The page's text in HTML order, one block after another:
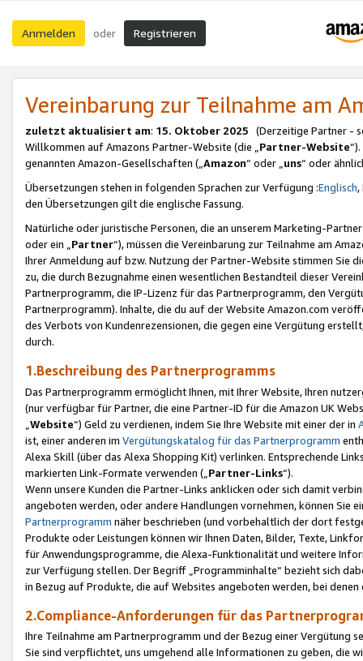
Anmelden oder Registrieren
Vereinbarung zur Teilnahme am
zuletzt aktualisiert am: 15. Oktober 2025 (Derzeitige Partner -
Willkommen auf Amazons Partner-Website (die „Partner-Website
genannten Amazon-Gesellschaften („Amazon“ oder „uns“ oder
Übersetzungen stehen in folgenden Sprachen zur Verfügung :Englisch,
den Übersetzungen gilt die englische Fassung.
Natürliche oder juristische Personen, die an unserem Marketing-
oder ein „Partner“), müssen die Vereinbarung zur Teilnahme am
Ihrer Anmeldung auf bzw. Nutzung der Partner-Website stimmen Sie
zu, die durch Bezugnahme einen wesentlichen Bestandteil dieser
Partnerprogramm, die IP-Lizenz für das Partnerprogramm, den
Partnerprogramm). Inhalte, die du auf der Website Amazon.com
des Verbots von Kundenrezensionen, die gegen eine Vergütung
durch.
1.Beschreibung des Partnerprogramms
Das Partnerprogramm ermöglicht Ihnen, mit Ihrer Website, Ihren
(nur verfügbar für Partner, die eine Partner-ID für die Amazon UK
Website“) Geld zu verdienen, indem Sie Ihre Website mit einer der in
ist, einer anderen im Vergütungskatalog für das Partnerprogramm
Alexa Skill (über das Alexa Shopping Kit) verlinken. Entsprechende
markierten Link-Formate verwenden („ Partner-Links“).
Wenn unsere Kunden die Partner-Links anklicken oder sich damit
angeboten werden, oder andere Handlungen vornehmen, können Sie
Partnerprogramm näher beschrieben (und vorbehaltlich der dort
Produkte oder Leistungen können wir Ihnen Daten, Bilder, Texte,
für Anwendungsprogramme, die Alexa-Funktionalität und weitere
zur Verfügung stellen. Der Begriff „Programminhalte“ bezieht sich
in Bezug auf Produkte, die auf Websites angeboten werden, bei
2.Compliance-Anforderungen für das
Ihre Teilnahme am Partnerprogramm und der Bezug einer Vergütung
Sie sind verpflichtet, uns umgehend alle Informationen zu geben, die